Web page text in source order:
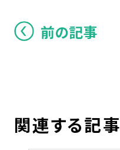
前の記事
関連する記事